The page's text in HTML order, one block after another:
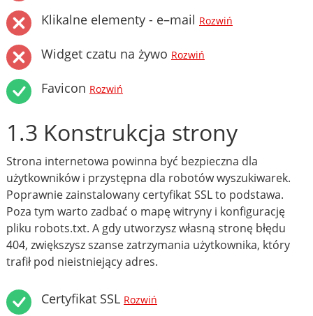
Klikalne elementy - e–mail Rozwiń
Widget czatu na żywo Rozwiń
Favicon Rozwiń
1.3 Konstrukcja strony
Strona internetowa powinna być bezpieczna dla
użytkowników i przystępna dla robotów wyszukiwarek.
Poprawnie zainstalowany certyfikat SSL to podstawa.
Poza tym warto zadbać o mapę witryny i konfigurację
pliku robots.txt. A gdy utworzysz własną stronę błędu
404, zwiększysz szanse zatrzymania użytkownika, który
trafił pod nieistniejący adres.
Certyfikat SSL Rozwiń